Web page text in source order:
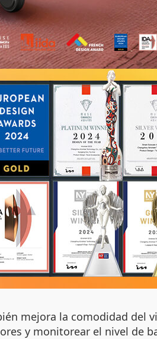
mejora la comodidad
y monitorear el nivel de